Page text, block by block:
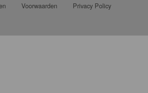
Voorwaarden Privacy Policy